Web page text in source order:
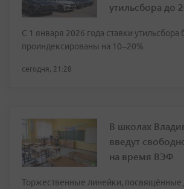
утильсбора до
С 1 января 2026 года ставки утильсбора
проиндексированы на 10–20%
сегодня, 21:28
В школах
введут
на время ВЭФ
Торжественные линейки, посвящённые